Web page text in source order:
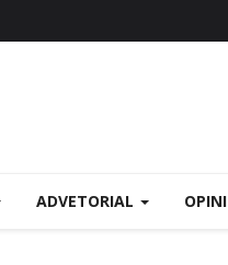
ADVETORIAL OPINI